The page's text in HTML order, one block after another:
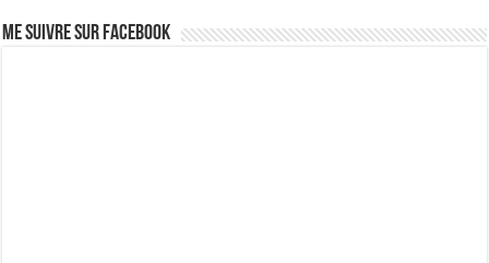
Me suivre sur Facebook